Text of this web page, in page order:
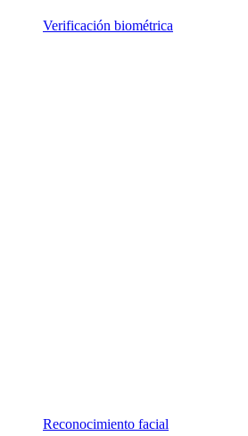
Verificación biométrica
Reconocimiento facial